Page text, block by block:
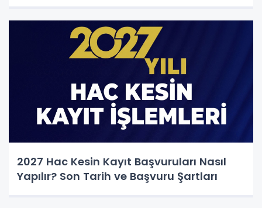
2027 Hac Kesin Kayıt Başvuruları Nasıl
Yapılır? Son Tarih ve Başvuru Şartları